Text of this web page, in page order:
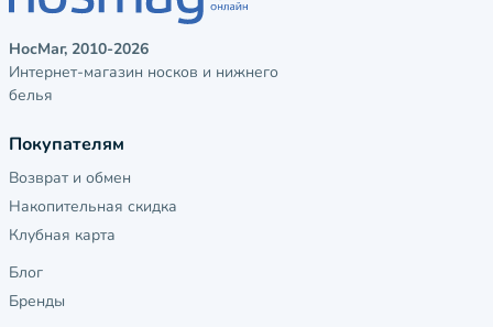
НосМаг, 2010-2026
Интернет-магазин носков и нижнего
белья
Покупателям
Возврат и обмен
Накопительная скидка
Клубная карта
Блог
Бренды